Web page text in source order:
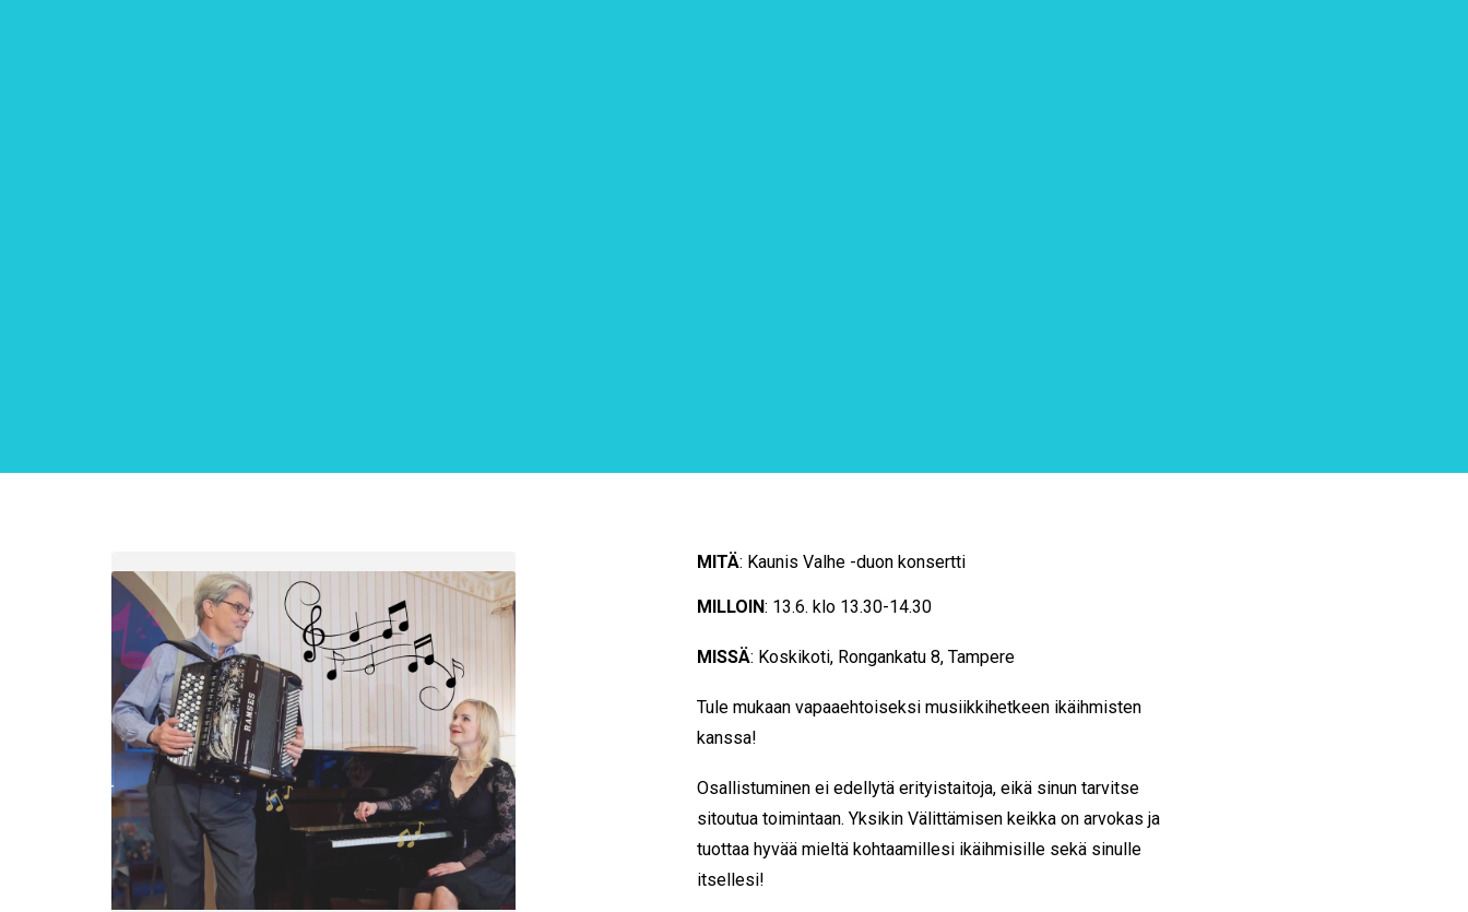
MITÄ: Kaunis Valhe -duon konsertti
MILLOIN: 13.6. klo 13.30-14.30
MISSÄ: Koskikoti, Rongankatu 8, Tampere
Tule mukaan vapaaehtoiseksi musiikkihetkeen ikäihmisten
kanssa!
Osallistuminen ei edellytä erityistaitoja, eikä sinun tarvitse
sitoutua toimintaan. Yksikin Välittämisen keikka on arvokas ja
tuottaa hyvää mieltä kohtaamillesi ikäihmisille sekä sinulle
itsellesi!